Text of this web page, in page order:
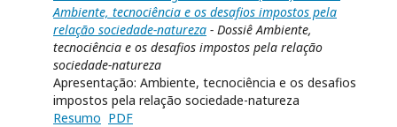
Ambiente, tecnociência e os desafios impostos pela
relação sociedade-natureza - Dossiê Ambiente,
tecnociência e os desafios impostos pela relação
sociedade-natureza
Apresentação: Ambiente, tecnociência e os desafios
impostos pela relação sociedade-natureza
Resumo PDF